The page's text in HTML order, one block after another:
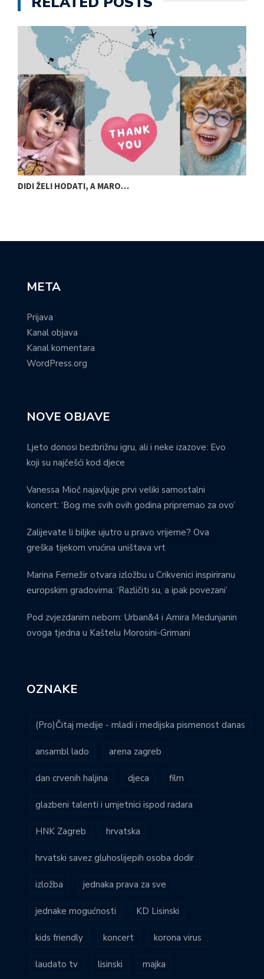
DIDI ŽELI HODATI, A MARO…
META
Prijava
Kanal objava
Kanal komentara
WordPress.org
NOVE OBJAVE
Ljeto donosi bezbrižnu igru, ali i neke izazove: Evo
koji su najčešći kod djece
Vanessa Mioč najavljuje prvi veliki samostalni
koncert: ‘Bog me svih ovih godina pripremao za ovo’
Zalijevate li biljke ujutro u pravo vrijeme? Ova
greška tijekom vrućina uništava vrt
Marina Fernežir otvara izložbu u Crikvenici inspiriranu
europskim gradovima: ‘Različiti su, a ipak povezani’
Pod zvjezdanim nebom: Urban&4 i Amira Medunjanin
ovoga tjedna u Kaštelu Morosini-Grimani
OZNAKE
(Pro)Čitaj medije - mladi i medijska pismenost danas
ansambl lado arena zagreb
dan crvenih haljina djeca film
glazbeni talenti i umjetnici ispod radara
HNK Zagreb hrvatska
hrvatski savez gluhoslijepih osoba dodir
izložba jednaka prava za sve
jednake mogućnosti KD Lisinski
kids friendly koncert korona virus
laudato tv lisinski majka